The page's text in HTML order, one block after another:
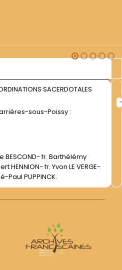
SACERDOTALES
sous-Poissy :
HENNION- fr. Yvon LE VERGE-
Paul PUPPINCK.